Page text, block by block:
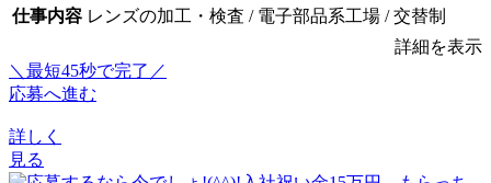
仕事内容 レンズの加工・検査 / 電子部品系工場 / 交替制
詳細を表示
＼最短45秒で完了／
応募へ進む
詳しく
見る